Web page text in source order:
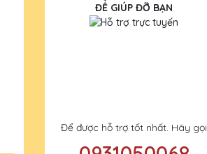
ĐỂ GIÚP ĐỠ BẠN
Để được hỗ trợ tốt nhất. Hãy gọi